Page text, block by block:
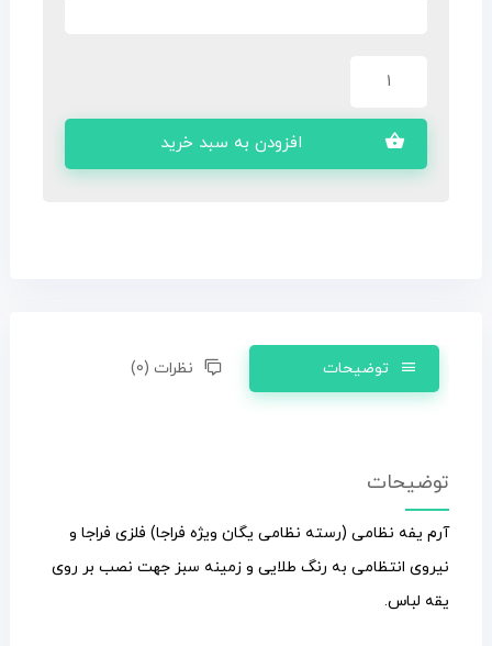
افزودن به سبد خرید
توضیحات نظرات (0)
توضیحات
آرم یفه نظامی (رسته نظامی یگان ویژه فراجا) فلزی فراجا و
نیروی انتظامی به رنگ طلایی و زمینه سبز جهت نصب بر روی
یقه لباس.